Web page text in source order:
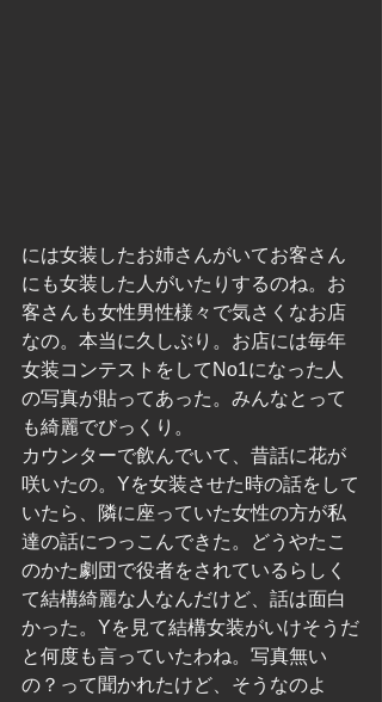
には女装したお姉さんがいてお客さん
にも女装した人がいたりするのね。お
客さんも女性男性様々で気さくなお店
なの。本当に久しぶり。お店には毎年
女装コンテストをしてNo1になった人
の写真が貼ってあった。みんなとって
も綺麗でびっくり。
カウンターで飲んでいて、昔話に花が
咲いたの。Yを女装させた時の話をして
いたら、隣に座っていた女性の方が私
達の話につっこんできた。どうやたこ
のかた劇団で役者をされているらしく
て結構綺麗な人なんだけど、話は面白
かった。Yを見て結構女装がいけそうだ
と何度も言っていたわね。写真無い
の？って聞かれたけど、そうなのよ